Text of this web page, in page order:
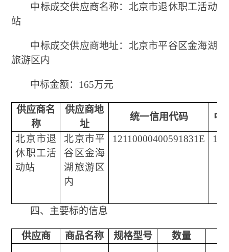
中标成交供应商名称：北京市退休职工活动
站
中标成交供应商地址：北京市平谷区金海湖
旅游区内
中标金额： 165万元
供应商名
称
供应商地
址
统一信用代码 中
北京市退
休职工活
动站
北京市平
谷区金海
湖旅游区
内
12110000400591831E
四、主要标的信息
供应商 商品名称 规格型号 数量